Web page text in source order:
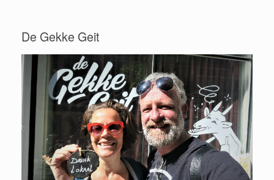
De Gekke Geit